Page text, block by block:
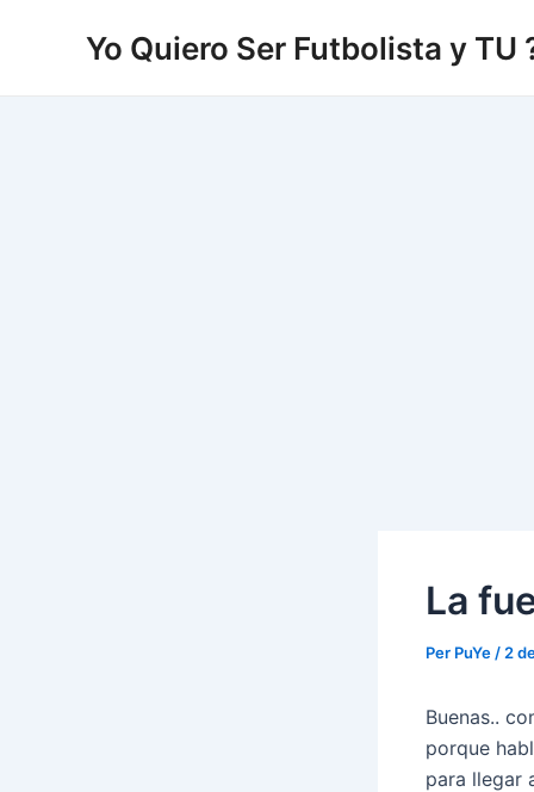
Yo Quiero Ser Futbolista y TU
La
Per PuYe / 2
Buenas..
porque
para llegar